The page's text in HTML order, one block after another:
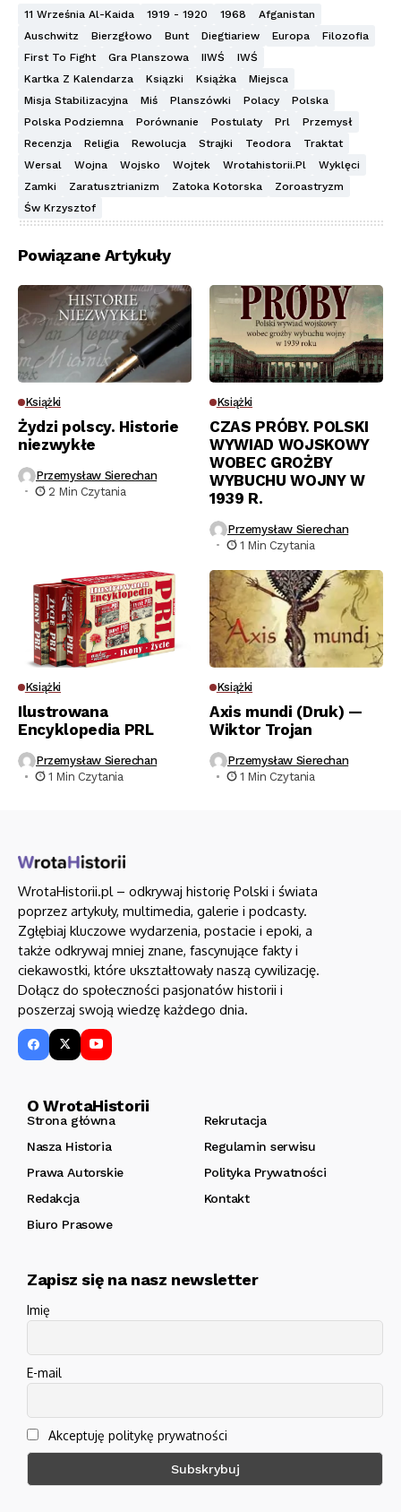
11 Września Al-Kaida 1919 - 1920 1968
Afganistan
Auschwitz
Bierzgłowo Bunt Diegtiariew Europa
Filozofia
First To Fight
Gra Planszowa IIWŚ
IWŚ
Kartka Z Kalendarza
Ksiązki Książka
Miejsca
Misja Stabilizacyjna
Miś Planszówki Polacy
Polska
Polska Podziemna
Porównanie Postulaty Prl
Przemysł
Recenzja
Religia Rewolucja Strajki Teodora
Traktat
Wersal
Wojna Wojsko Wojtek Wrotahistorii.pl
Wyklęci
Zamki
Zaratusztrianizm Zatoka Kotorska
Zoroastryzm
Św Krzysztof
Powiązane Artykuły
Książki
Żydzi polscy. Historie
niezwykłe
Przemysław Sierechan
2 Min Czytania
Książki
CZAS PRÓBY. POLSKI
WYWIAD WOJSKOWY
WOBEC GROŻBY
WYBUCHU WOJNY W
1939 R.
Przemysław Sierechan
1 Min Czytania
Książki
Ilustrowana
Encyklopedia PRL
Przemysław Sierechan
1 Min Czytania
Książki
Axis mundi (Druk) —
Wiktor Trojan
Przemysław Sierechan
1 Min Czytania
WrotaHistorii.pl – odkrywaj historię Polski i świata
poprzez artykuły, multimedia, galerie i podcasty.
Zgłębiaj kluczowe wydarzenia, postacie i epoki, a
także odkrywaj mniej znane, fascynujące fakty i
ciekawostki, które ukształtowały naszą cywilizację.
Dołącz do społeczności pasjonatów historii i
poszerzaj swoją wiedzę każdego dnia.
O WrotaHistorii
Strona główna
Rekrutacja
Nasza Historia
Regulamin serwisu
Prawa Autorskie
Polityka Prywatności
Redakcja
Kontakt
Biuro Prasowe
Zapisz się na nasz newsletter
Imię
E-mail
Akceptuję politykę prywatności